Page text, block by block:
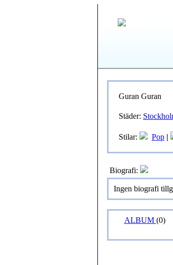
Guran Guran
Städer:
Stilar: Pop |
Biografi:
Ingen biografi
ALBUM (0)